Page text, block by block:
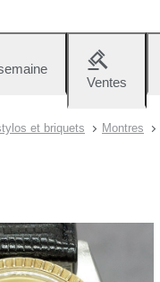
Ventes
et briquets Montres